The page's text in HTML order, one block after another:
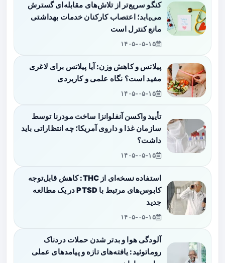
کنگو سریع‌تر از تلاش‌های مقابله‌ای گسترش
می‌یابد؛ اعتصاب کارکنان خدمات بهداشتی
مانع کنترل است
۱۴۰۵-۰۵-۱۵
پیلاتس و کاهش وزن: آیا پیلاتس برای لاغری
مفید است؟ نگاه علمی و کاربردی
۱۴۰۵-۰۵-۱۵
تأیید واکسن آنفلوانزا ساخت مودرنا توسط
سازمان غذا و داروی آمریکا؛ چه انتظاراتی باید
داشت؟
۱۴۰۵-۰۵-۱۵
استفاده نسخه‌ای از THC: کاهش قابل‌توجه
کابوس‌های مرتبط با PTSD در یک مطالعه
جدید
۱۴۰۵-۰۵-۱۵
آلودگی هوا و بدتر شدن حملات دردناک
روماتوئید: یافته‌های تازه و پیامدهای عملی